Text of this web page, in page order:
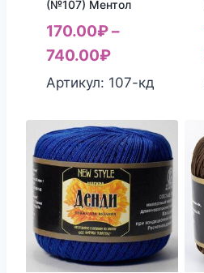
(№107) Ментол
170.00₽–
740.00₽
Артикул: 107-кд